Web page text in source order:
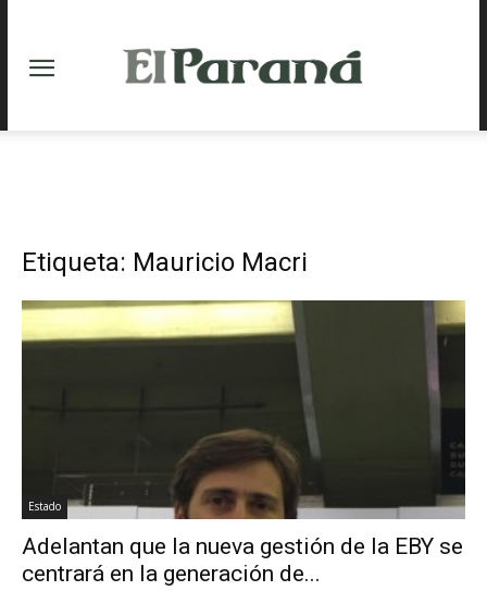
Etiqueta: Mauricio Macri
Estado
Adelantan que la nueva gestión de la EBY se
centrará en la generación de...